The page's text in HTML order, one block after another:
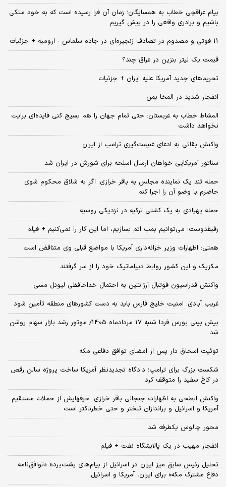
پیام عراقچی خطاب به همسایگان؛ زمان آن فرا رسیده است که به خود متکی
باشیم و برادری واقعی را در پیش گیریم
11 فوتی و مصدوم در تصادف زنجیره‌ای در جاده سلماس - ارومیه + جزئیات
قیمت یک لیتر بنزین در عراق چند؟
تحریم‌های جدید آمریکا علیه ایران + جزئیات
انفجار شدید در المخا یمن
المشاط خطاب به عربستان: حتی تمام جهان را هم بسیج کنی فایده‌ای برایت
نخواهد داشت
واکنش بقائی به ادعای غنیمت‌گیری ترامپ از ایران
سناتور آمریکایی خواهان ارسال اسلحه برای شورش در ایران شد
حمله تند یک نماینده مجلس به باقر خرازی: اگر به شلاق محکوم شوی
حاضرم با وضو آن را اجرا کنم
حمله پهپادی به یک کشتی ترکیه در نزدیکی روسیه
رفیقدوست: می‌توانیم بمب اتم بسازیم، اما این کار را نمی‌کنیم + فیلم
همتی: اظهارات وزیر خزانه‌داری آمریکا با مواضع قبلی وی متناقض است
مکزیک و این کشور روابط دیپلماتیک خود را از سر گرفتند
واکنش فدراسیون فوتبال آرژانتین به احتمال خداحافظی لیونل مسی
غریب آبادی: امنیت خلیج فارس باید به دست کشورهای منطقه تأمین شود
پیش بینی بورس فردا شنبه 17 مردادماه 1405/ موتور رشد بازار سهام روشن
شد
توئیت اسحاق دار پس از امضای توافق دفاعی مکه
شکست بزرگ برای ترامپ؛ دادگاه تجدیدنظر آمریکا ساخت پروژه سالن رقص
در کاخ سفید را متوقف کرد
واکنش ابطحی به اظهارات جنجالی باقر خرازی؛ حرفهایش از حملات مستقیم
آمریکا و اسرائیل و براندازان تلختر و حتی خطرناکتر است
محور چالوس یکطرفه شد
انفجار مهیب در یک پالایشگاه نفت + فیلم
تحلیل رئیس سابق میز ایران در اسرائیل از پیام‌های پشت‌پرده «توافق‌نامه
دفاع مشترک مکه» برای ایران، آمریکا و اسرائیل